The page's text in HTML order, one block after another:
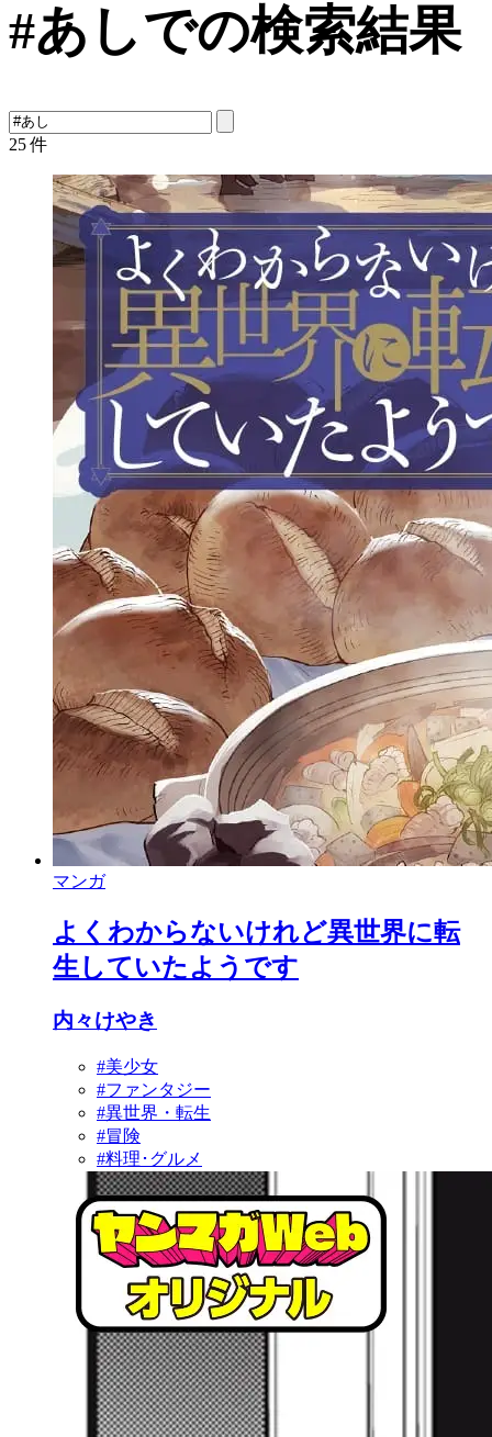
#あしでの検索結果
25 件
マンガ
よくわからないけれど異世界に転
生していたようです
内々けやき
#美少女
#ファンタジー
#異世界・転生
#冒険
#料理･グルメ